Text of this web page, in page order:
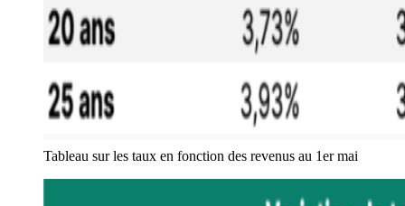
Tableau sur les taux en fonction des revenus au 1er mai